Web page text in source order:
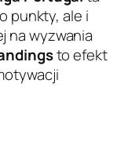
punkty, ale i
na wyzwania
to efekt